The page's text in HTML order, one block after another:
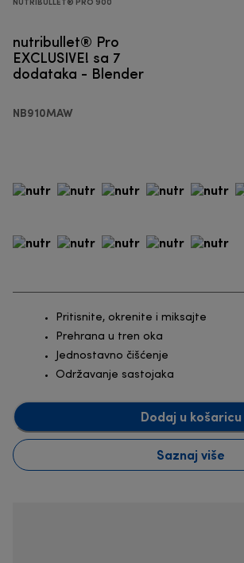
nutribullet® Pro
EXCLUSIVE! sa 7
dodataka - Blender
NB910MAW
Pritisnite, okrenite i miksajte
Prehrana u tren oka
Jednostavno čišćenje
Održavanje sastojaka
Dodaj u košaricu
Saznaj više